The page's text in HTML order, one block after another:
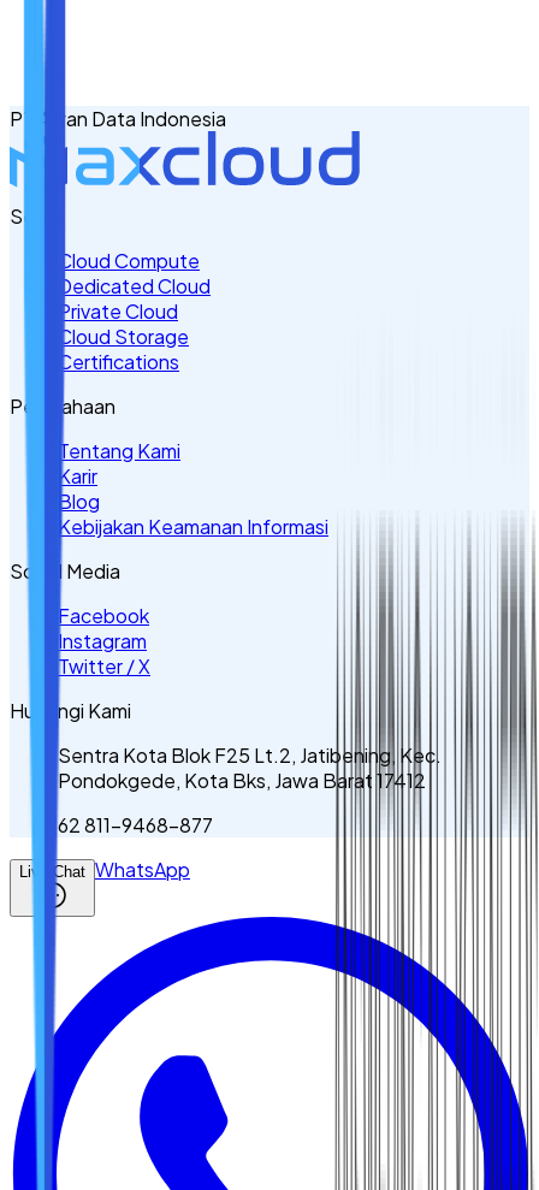
Tulis Kebutuhan Anda di Sini
PT Awan Data Indonesia
Servis
Cloud Compute
Dedicated Cloud
Private Cloud
Cloud Storage
Certifications
Perusahaan
Tentang Kami
Karir
Blog
Kebijakan Keamanan Informasi
Sosial Media
Facebook
Instagram
Twitter / X
Hubungi Kami
Sentra Kota Blok F25 Lt.2, Jatibening, Kec.
Pondokgede, Kota Bks, Jawa Barat 17412
62 811-9468-877
Live Chat WhatsApp